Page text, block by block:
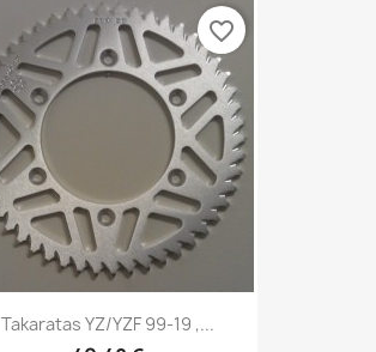
Takaratas YZ/YZF 99-19 ,...
favorite_border